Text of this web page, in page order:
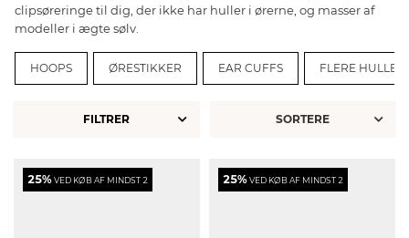
clipsøreringe til dig, der ikke har huller i ørerne, og masser af
modeller i ægte sølv.
HOOPS ØRESTIKKER EAR CUFFS FLERE
FILTRER
25%VED KØB AF MINDST 2 25%VED KØB AF MINDST 2